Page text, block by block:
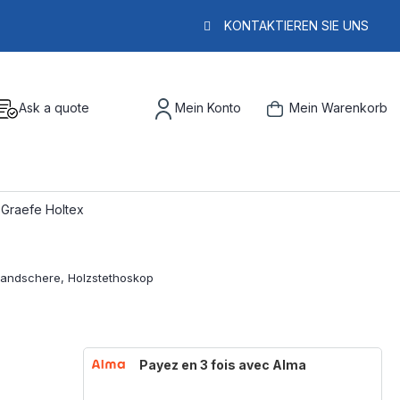
KONTAKTIEREN SIE UNS
Ask a quote Mein Konto Mein Warenkorb
Holtex
Payez en 3 fois avec Alma